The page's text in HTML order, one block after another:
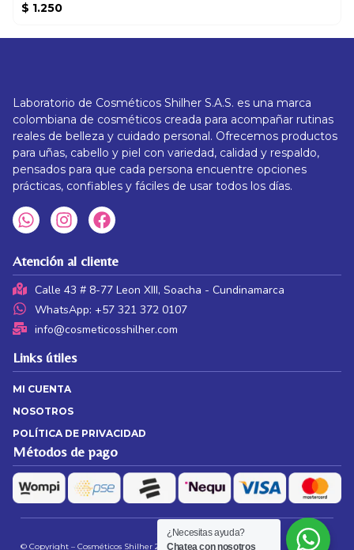
$ 1.250
Laboratorio de Cosméticos Shilher S.A.S. es una marca
colombiana de cosméticos creada para acompañar rutinas
reales de belleza y cuidado personal. Ofrecemos productos
para uñas, cabello y piel con variedad, calidad y respaldo,
pensados para que cada persona encuentre opciones
prácticas, confiables y fáciles de usar todos los días.
Atención al cliente
Calle 43 # 8-77 Leon XIII, Soacha - Cundinamarca
WhatsApp: +57 321 372 0107
info@cosmeticosshilher.com
Links útiles
MI CUENTA
NOSOTROS
POLÍTICA DE PRIVACIDAD
Métodos de pago
© Copyright – Cosméticos Shilher 2026 | Web byJS
¿Necesitas ayuda?
Chatea con nosotros